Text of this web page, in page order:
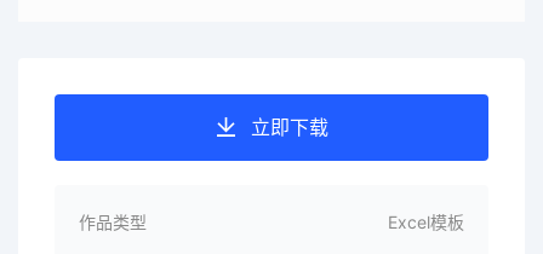
立即下载
作品类型 Excel模板